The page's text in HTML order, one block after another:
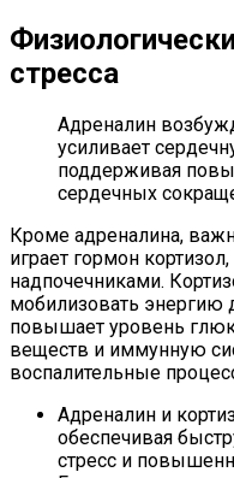
стресса
Адреналин
усиливает
поддерживая
сердечных
Кроме адреналина,
играет гормон
надпочечниками.
мобилизовать энергию
повышает уровень
веществ и иммунную
воспалительные
Адреналин и
обеспечивая
стресс и